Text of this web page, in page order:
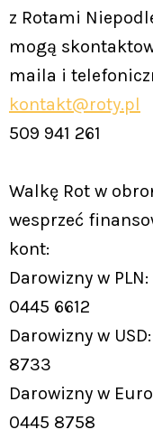
z Rotami
mogą
maila i
kontakt@roty.pl
509 941 261
Walkę Rot w
wesprzeć
kont:
Darowizny w
0445 6612
Darowizny w
8733
Darowizny w
0445 8758